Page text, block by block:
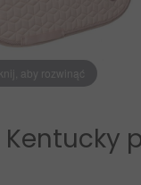
aby rozwinąć
Kentucky